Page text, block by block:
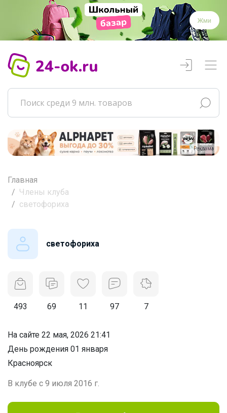
Жми
Реклама
Главная
Члены клуба
светофориха
светофориха
493 69 11 97 7
На сайте 22 мая, 2026 21:41
День рождения 01 января
Красноярск
В клубе с 9 июля 2016 г.